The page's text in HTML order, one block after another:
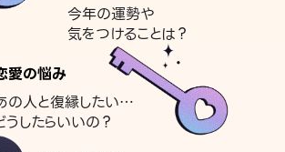
今年の運勢や
気をつけることは？
愛の悩み
の人と復縁したい…
うしたらいいの？